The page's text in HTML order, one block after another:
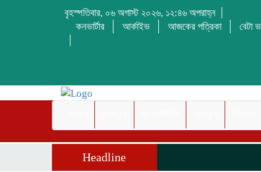
বৃহস্পতিবার, ০৬ অগাস্ট ২০২৬, ১২:৪৬ অপরাহ্ন
কনভার্টার
আর্কাইভ আজকের পত্রিকা বেটা
Headline